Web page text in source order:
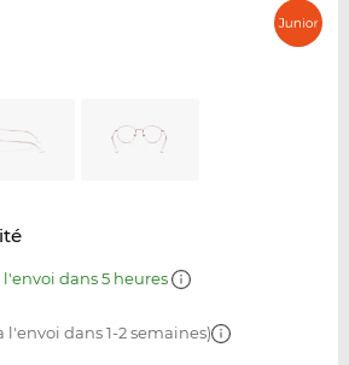
l'envoi dans 5 heures
l'envoi dans 1-2 semaines)